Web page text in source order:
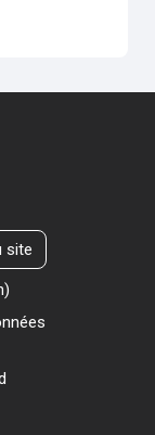
site
)